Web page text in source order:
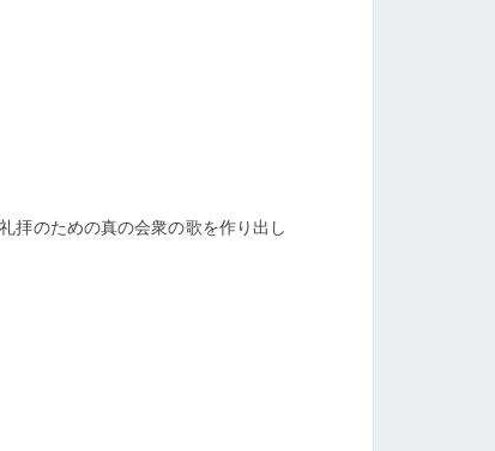
拝のための真の会衆の歌を作り出し